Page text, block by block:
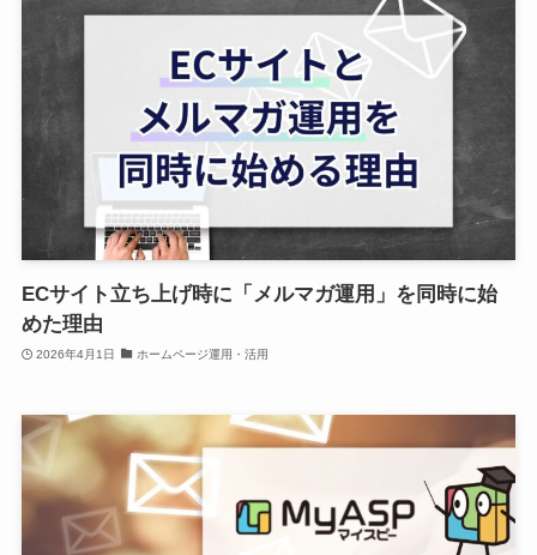
ECサイト立ち上げ時に「メルマガ運用」を同時に始
めた理由
2026年4月1日 ホームページ運用・活用